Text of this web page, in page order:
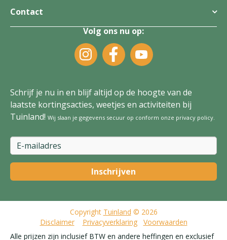
Contact
Volg ons nu op:
Schrijf je nu in en blijf altijd op de hoogte van de
laatste kortingsacties, weetjes en activiteiten bij
Tuinland! Wij slaan je gegevens secuur op conform onze privacy policy
Copyright Tuinland © 2026
Disclaimer
Privacyverklaring
Voorwaarden
Alle prijzen zijn inclusief BTW en andere heffingen en exclusief